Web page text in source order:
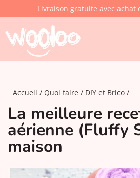
Livraison gratuite avec achat
Accueil Quoi faire DIY et Brico
La meilleure
aérienne (Fluffy
maison